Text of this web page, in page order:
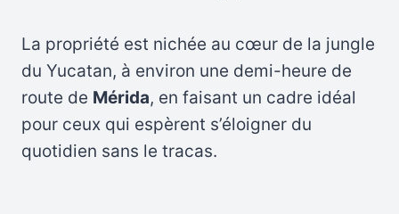
La propriété est nichée au cœur de la jungle
du Yucatan, à environ une demi-heure de
route de Mérida, en faisant un cadre idéal
pour ceux qui espèrent s’éloigner du
quotidien sans le tracas.